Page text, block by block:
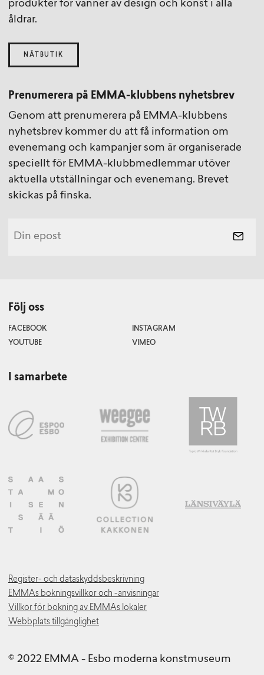
produkter för vänner av design och konst i alla
åldrar.
NÄTBUTIK
Prenumerera på EMMA-klubbens nyhetsbrev
Genom att prenumerera på EMMA-klubbens
nyhetsbrev kommer du att få information om
evenemang och kampanjer som är organiserade
speciellt för EMMA-klubbmedlemmar utöver
aktuella utställningar och evenemang. Brevet
skickas på finska.
Följ oss
FACEBOOK
INSTAGRAM
YOUTUBE
VIMEO
I samarbete
Register- och dataskyddsbeskrivning
EMMAs bokningsvillkor och -anvisningar
Villkor för bokning av EMMAs lokaler
Webbplats tillgänglighet
© 2022 EMMA - Esbo moderna konstmuseum